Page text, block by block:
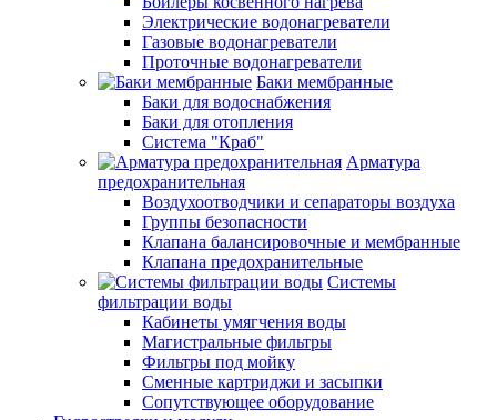
Электрические водонагреватели
Газовые водонагреватели
Проточные водонагреватели
Баки мембранные
Баки для водоснабжения
Баки для отопления
Система "Краб"
Арматура
предохранительная
Воздухоотводчики и сепараторы воздуха
Группы безопасности
Клапана балансировочные и мембранные
Клапана предохранительные
Системы
фильтрации воды
Кабинеты умягчения воды
Магистральные фильтры
Фильтры под мойку
Сменные картриджи и засыпки
Сопутствующее оборудование